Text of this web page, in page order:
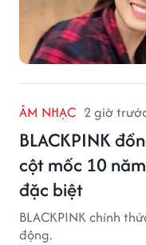
ÂM NHẠC 2 giờ
BLACKPINK
cột mốc 10
đặc biệt
BLACKPINK chính
động.